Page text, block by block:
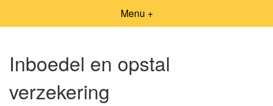
Menu +
Inboedel en opstal
verzekering